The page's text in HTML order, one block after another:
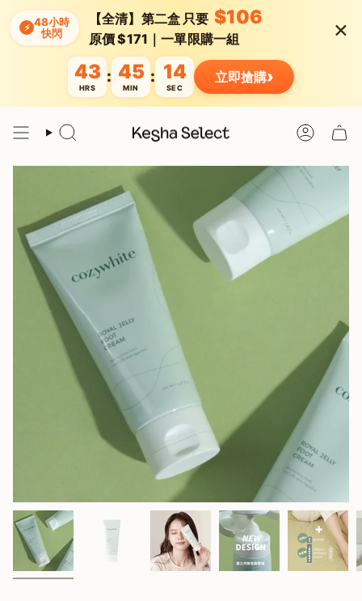
content
⚡ 48小時
快閃
【全清】第二盒 只要 $106
原價 $171｜一單限購一組
43
HRS
: 45
MIN
: 14
SEC
立即搶購›
×
Search Account